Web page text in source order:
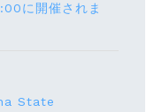
に開催されま
State